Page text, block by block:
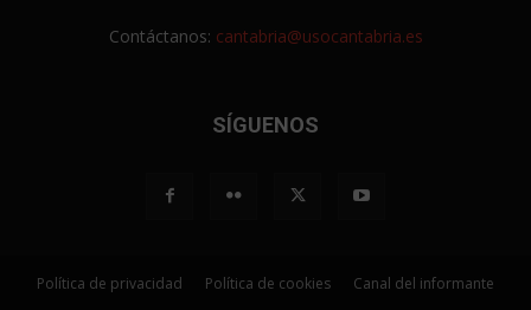
Contáctanos: cantabria@usocantabria.es
SÍGUENOS
Política de privacidad Política de cookies Canal del informante